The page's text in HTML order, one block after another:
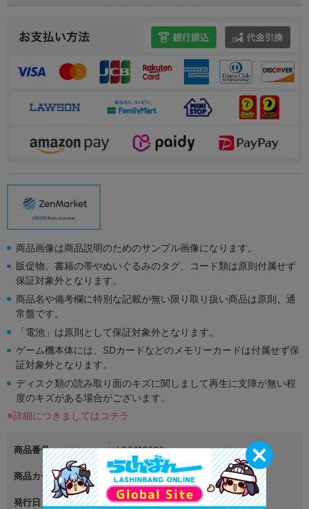
商品画像は商品説明のためのサンプル画像になります。
販促物、書籍の帯やぬいぐるみのタグ、コード類は原則付属せず
保証対象外となります。
商品名や備考欄に特別な記載が無い限り取り扱い商品は原則、通
常盤です。
「電池」は原則として保証対象外となります。
ゲーム機本体には、SDカードなどのメモリーカードは付属せず保
証対象外となります。
ディスク類の読み取り面のキズに関しまして再生に支障が無い程
度のキズがある場合がございます。
※詳細につきましてはコチラ
商品番号 L06416230
商品カテゴリ 男性向同人
発行日 2023年12月31日